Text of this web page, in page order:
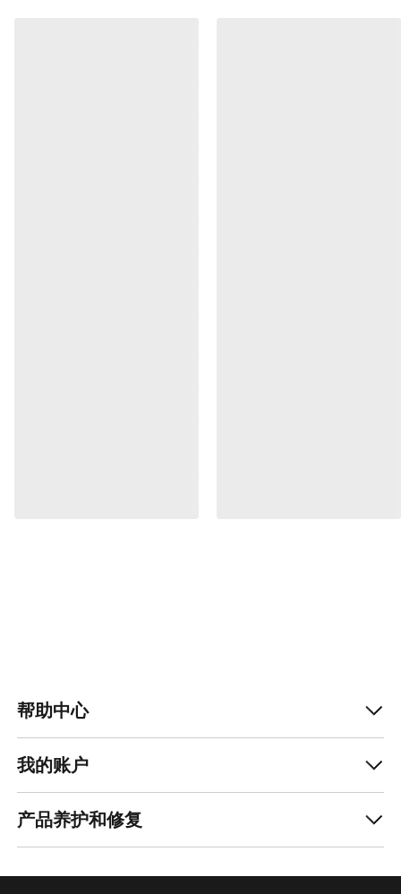
帮助中心
我的账户
产品养护和修复